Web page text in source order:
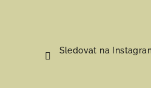
Sledovat na